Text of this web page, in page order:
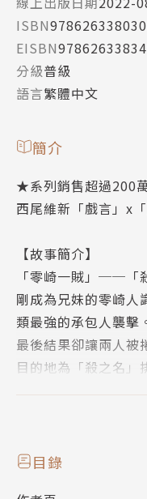
ISBN
EISBN
分級普級
語言繁體中文
簡介
★系列銷售超過200
西尾維新「戲言」x
【故事簡介】
「零崎一賊」──「
剛成為兄妹的零崎人
類最強的承包人襲擊
最後結果卻讓兩人被
目的地為「殺之名」
全新青春娛樂小說最
目錄